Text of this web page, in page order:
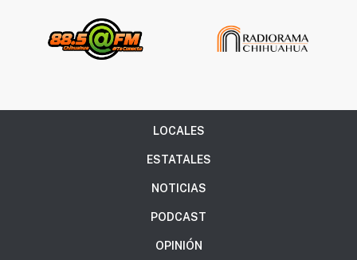
LOCALES
ESTATALES
NOTICIAS
PODCAST
OPINIÓN